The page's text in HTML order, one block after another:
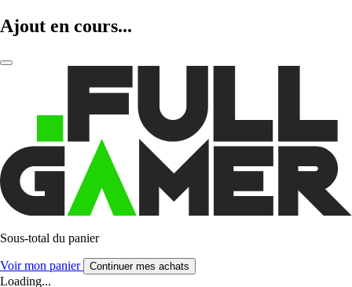
Ajout en cours...
Sous-total du panier
Voir mon panier Continuer mes achats
Loading...